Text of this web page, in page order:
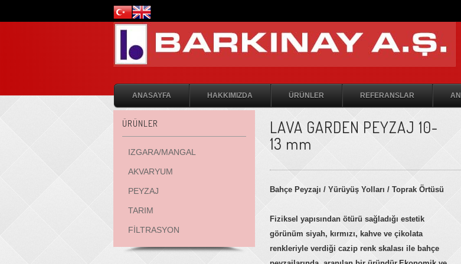
ANASAYFA HAKKIMIZDA ÜRÜNLER REFERANSLAR
ÜRÜNLER
IZGARA/MANGAL
AKVARYUM
PEYZAJ
TARIM
FİLTRASYON
LAVA GARDEN PEYZAJ 10-
13 mm
Bahçe Peyzajı / Yürüyüş Yolları / Toprak Örtüsü
Fiziksel yapısından ötürü sağladığı estetik
görünüm siyah, kırmızı, kahve ve çikolata
renkleriyle verdiği cazip renk skalası ile bahçe